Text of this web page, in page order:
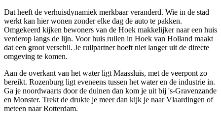
Dat heeft de verhuisdynamiek merkbaar veranderd. Wie in de stad
werkt kan hier wonen zonder elke dag de auto te pakken.
Omgekeerd kijken bewoners van de Hoek makkelijker naar een huis
verderop langs de lijn. Voorhuis ruilen in Hoek van Holland maakt
dat een groot verschil. Je ruilpartner hoeft niet langer uit de directe
omgeving te komen.
Aan de overkant van het water ligt Maassluis, met de veerpont zo
bereikt. Rozenburg ligt eveneens tussen het water en de industrie in.
Ga je noordwaarts door de duinen dan kom je uit bij 's-Gravenzande
en Monster. Trekt de drukte je meer dan kijk je naarVlaardingen of
meteen naarRotterdam.